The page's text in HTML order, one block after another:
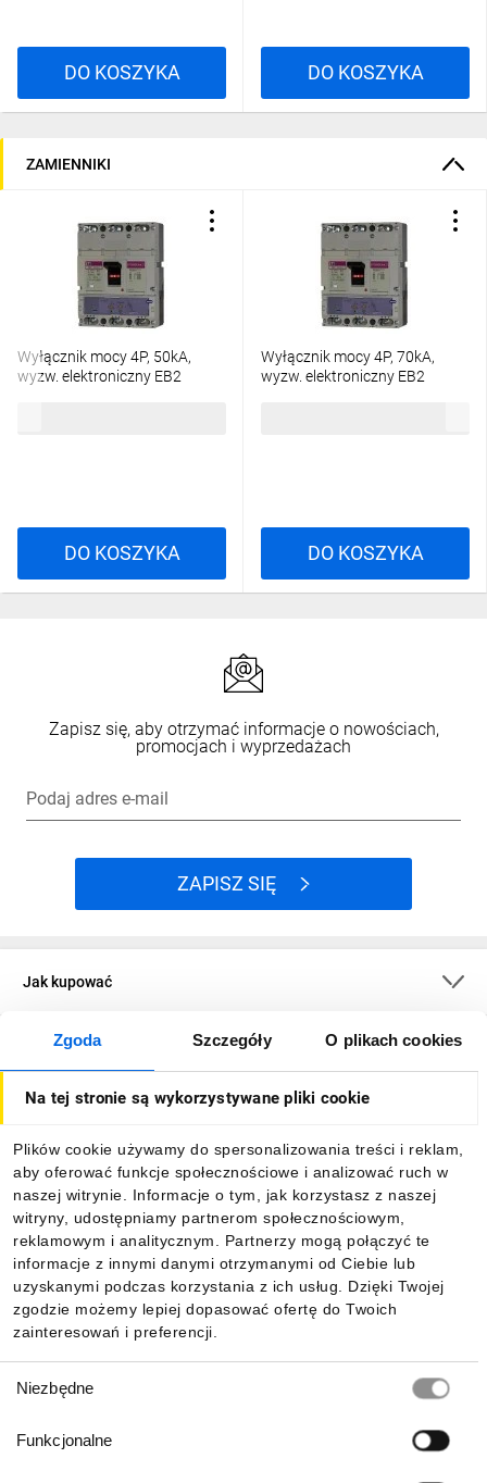
Zgoda Szczegóły O plikach cookies
Na tej stronie są wykorzystywane pliki cookie
Plików cookie używamy do spersonalizowania treści i reklam,
aby oferować funkcje społecznościowe i analizować ruch w
naszej witrynie. Informacje o tym, jak korzystasz z naszej
witryny, udostępniamy partnerom społecznościowym,
reklamowym i analitycznym. Partnerzy mogą połączyć te
informacje z innymi danymi otrzymanymi od Ciebie lub
uzyskanymi podczas korzystania z ich usług. Dzięki Twojej
zgodzie możemy lepiej dopasować ofertę do Twoich
zainteresowań i preferencji.
zgody
Niezbędne
Funkcjonalne
DO KOSZYKA DO KOSZYKA
ZAMIENNIKI
Wyłącznik mocy 4P, 50kA,
wyzw. elektroniczny EB2
DO KOSZYKA
Wyłącznik mocy 4P, 70kA,
wyzw. elektroniczny EB2
DO KOSZYKA
Zapisz się, aby otrzymać informacje o nowościach,
promocjach i wyprzedażach
Podaj adres e-mail
ZAPISZ SIĘ
Jak kupować
O firmie
Informacje
Pobierz naszą aplikację mobilną: